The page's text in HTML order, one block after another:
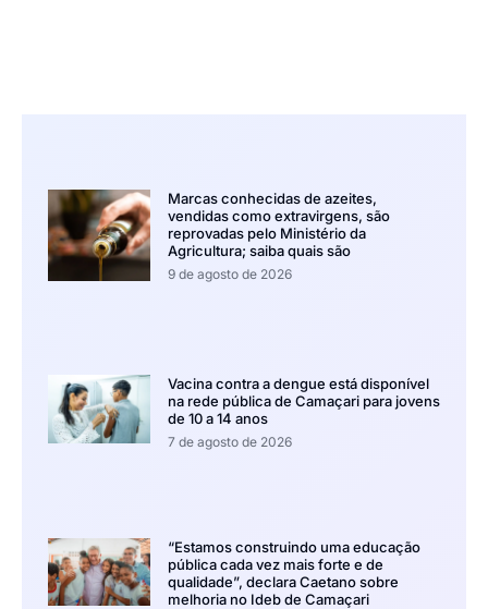
Marcas conhecidas de azeites,
vendidas como extravirgens, são
reprovadas pelo Ministério da
Agricultura; saiba quais são
9 de agosto de 2026
Vacina contra a dengue está disponível
na rede pública de Camaçari para jovens
de 10 a 14 anos
7 de agosto de 2026
“Estamos construindo uma educação
pública cada vez mais forte e de
qualidade”, declara Caetano sobre
melhoria no Ideb de Camaçari